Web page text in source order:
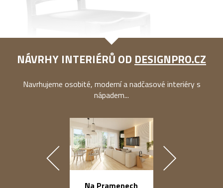
NÁVRHY INTERIÉRŮ OD DESIGNPRO.CZ
Navrhujeme osobité, moderní a nadčasové interiéry s
nápadem...
Na Pramenech